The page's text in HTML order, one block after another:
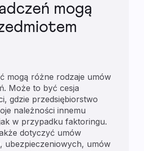
mogą
mogą różne rodzaje umów
Może to być cesja
gdzie przedsiębiorstwo
należności innemu
w przypadku faktoringu.
dotyczyć umów
ubezpieczeniowych, umów